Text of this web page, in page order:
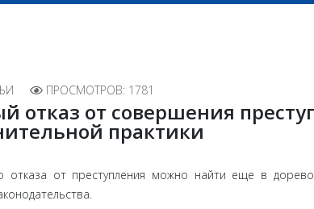
ПРОСМОТРОВ: 1781
отказ от совершения
практики
отказа от преступле­ния можно найти еще в